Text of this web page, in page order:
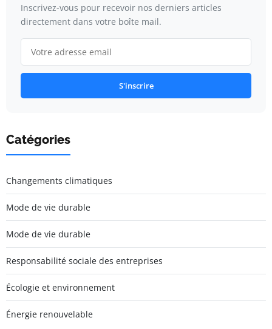
Inscrivez-vous pour recevoir nos derniers articles
directement dans votre boîte mail.
S'inscrire
Catégories
Changements climatiques
Mode de vie durable
Mode de vie durable
Responsabilité sociale des entreprises
Écologie et environnement
Énergie renouvelable